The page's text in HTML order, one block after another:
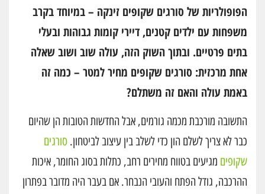
הפופולריות של סורגים שקופים זינקה – במיוחד בקרב
משפחות עם ילדים קטנים, דיירי קומות גבוהות ובעלי
בתים פרטיים. ובתוך השוק הזה, עולה שוב ושוב שאלה
אחת מרכזית: סורגים שקופים מחיר למטר – כמה זה
באמת עולה והאם זה משתלם?
התשובה מורכבת מכמה גורמים, אבל החדשות הטובות הן שהיום
כבר לא צריך לשלם הון כדי לשלב בין עיצוב לביטחון. סורגים
שקופים מגיעים בטווח מחירים רחב, כתלות בסוג החומר, איכות
ההרכבה, גודל הפתח והעובי הנבחר. אם בעבר היה מדובר בפתרון